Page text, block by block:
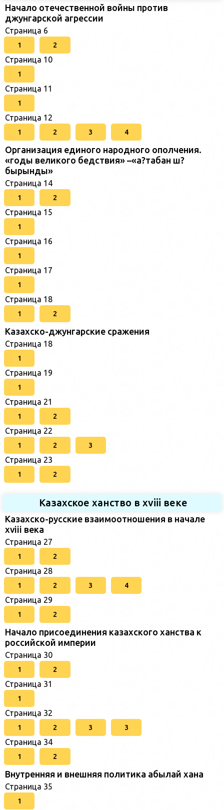
Начало отечественной войны против
джунгарской агрессии
Страница 6
1 2
Страница 10
1
Страница 11
1
Страница 12
1 2 3 4
Организация единого народного ополчения.
«годы великого бедствия» –«а?табан ш?
бырынды»
Страница 14
1 2
Страница 15
1
Страница 16
1
Страница 17
1
Страница 18
1 2
Казахско-джунгарские сражения
Страница 18
1
Страница 19
1
Страница 21
1 2
Страница 22
1 2 3
Страница 23
1 2
Казахское ханство в хviii веке
Казахско-русские взаимоотношения в начале
xviii века
Страница 27
1 2
Страница 28
1 2 3 4
Страница 29
1 2
Начало присоединения казахского ханства к
российской империи
Страница 30
1 2
Страница 31
1
Страница 32
1 2 3 3
Страница 34
1 2
Внутренняя и внешняя политика абылай хана
Страница 35
1